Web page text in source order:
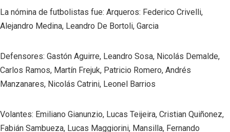
La nómina de futbolistas fue: Arqueros: Federico Crivelli,
Alejandro Medina, Leandro De Bortoli, Garcia
Defensores: Gastón Aguirre, Leandro Sosa, Nicolás Demalde,
Carlos Ramos, Martín Frejuk, Patricio Romero, Andrés
Manzanares, Nicolás Catrini, Leonel Barrios
Volantes: Emiliano Gianunzio, Lucas Teijeira, Cristian Quiñonez,
Fabián Sambueza, Lucas Maggiorini, Mansilla, Fernando